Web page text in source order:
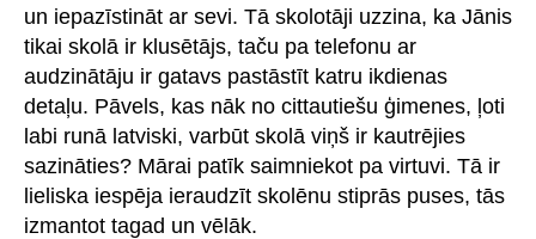
un iepazīstināt ar sevi. Tā skolotāji uzzina, ka Jānis
tikai skolā ir klusētājs, taču pa telefonu ar
audzinātāju ir gatavs pastāstīt katru ikdienas
detaļu. Pāvels, kas nāk no cittautiešu ģimenes, ļoti
labi runā latviski, varbūt skolā viņš ir kautrējies
sazināties? Mārai patīk saimniekot pa virtuvi. Tā ir
lieliska iespēja ieraudzīt skolēnu stiprās puses, tās
izmantot tagad un vēlāk.